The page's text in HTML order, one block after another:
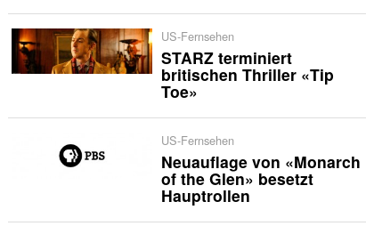
US-Fernsehen
STARZ terminiert
britischen Thriller «Tip
Toe»
US-Fernsehen
Neuauflage von «Monarch
of the Glen» besetzt
Hauptrollen